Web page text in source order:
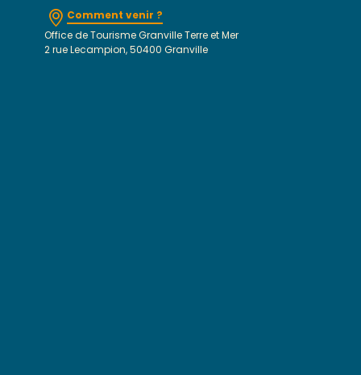
Comment venir ?
Office de Tourisme Granville Terre et Mer
2 rue Lecampion, 50400 Granville